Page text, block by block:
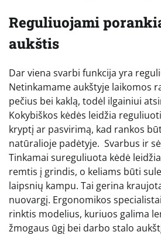
Reguliuojami
aukštis
Dar viena svarbi funkcija yra
Netinkamame aukštyje laikomos
pečius bei kaklą, todėl ilgainiui
Kokybiškos kėdės leidžia
kryptį ar pasvirimą, kad rankos
natūralioje padėtyje. Svarbus ir
Tinkamai sureguliuota kėdė
remtis į grindis, o keliams būti
laipsnių kampu. Tai gerina
nuovargį. Ergonomikos
rinktis modelius, kuriuos galima
žmogaus ūgį bei darbo stalo